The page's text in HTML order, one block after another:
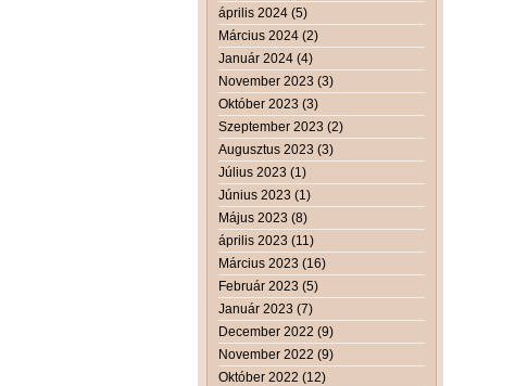
április 2024 (5)
Március 2024 (2)
Január 2024 (4)
November 2023 (3)
Október 2023 (3)
Szeptember 2023 (2)
Augusztus 2023 (3)
Július 2023 (1)
Június 2023 (1)
Május 2023 (8)
április 2023 (11)
Március 2023 (16)
Február 2023 (5)
Január 2023 (7)
December 2022 (9)
November 2022 (9)
Október 2022 (12)